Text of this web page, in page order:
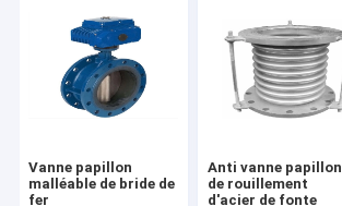
Vanne papillon
malléable de bride de
fer
Anti vanne papillon
de rouillement
d'acier de fonte